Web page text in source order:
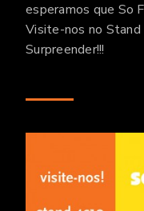
esperamos que So
Visite-nos no
Surpreender!!!